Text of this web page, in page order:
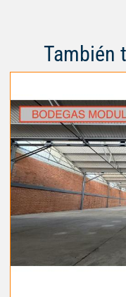
También